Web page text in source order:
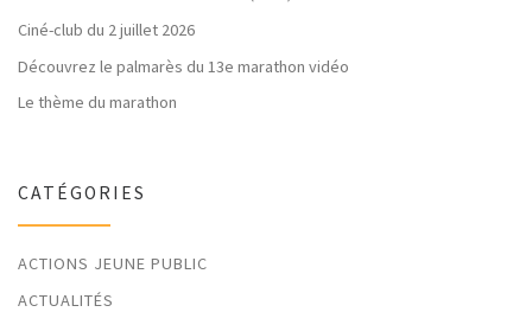
Ciné-club du 2 juillet 2026
Découvrez le palmarès du 13e marathon vidéo
Le thème du marathon
CATÉGORIES
ACTIONS JEUNE PUBLIC
ACTUALITÉS